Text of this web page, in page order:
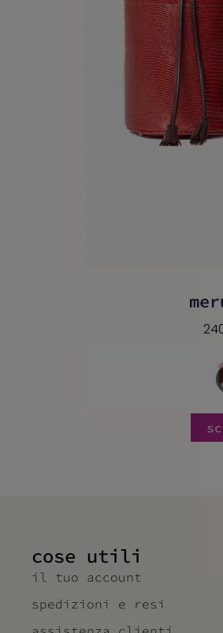
cose utili
il tuo account
spedizioni e resi